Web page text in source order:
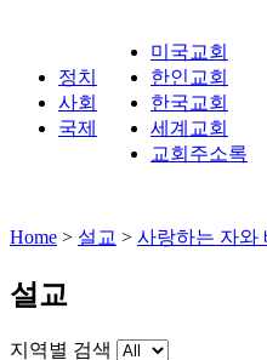
정치
사회
국제
미국교회
한인교회
한국교회
세계교회
교회주소록
Home > 설교 > 사랑하는 자와
설교
지역별 검색